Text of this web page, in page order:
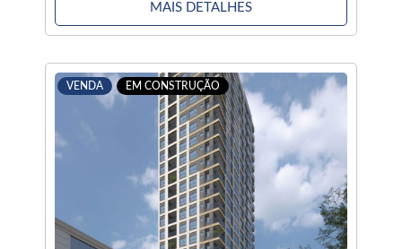
MAIS DETALHES
VENDA EM CONSTRUÇÃO